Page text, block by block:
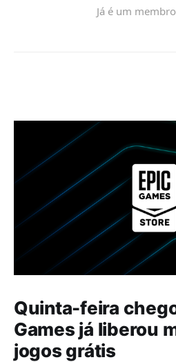
Quinta-feira
Games já liberou
jogos grátis